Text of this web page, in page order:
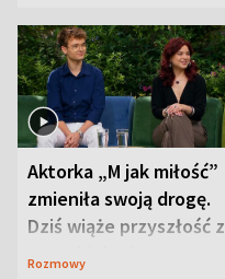
Aktorka „M jak miłość”
zmieniła swoją drogę.
Dziś wiąże przyszłość z
neurobiologią
Rozmowy